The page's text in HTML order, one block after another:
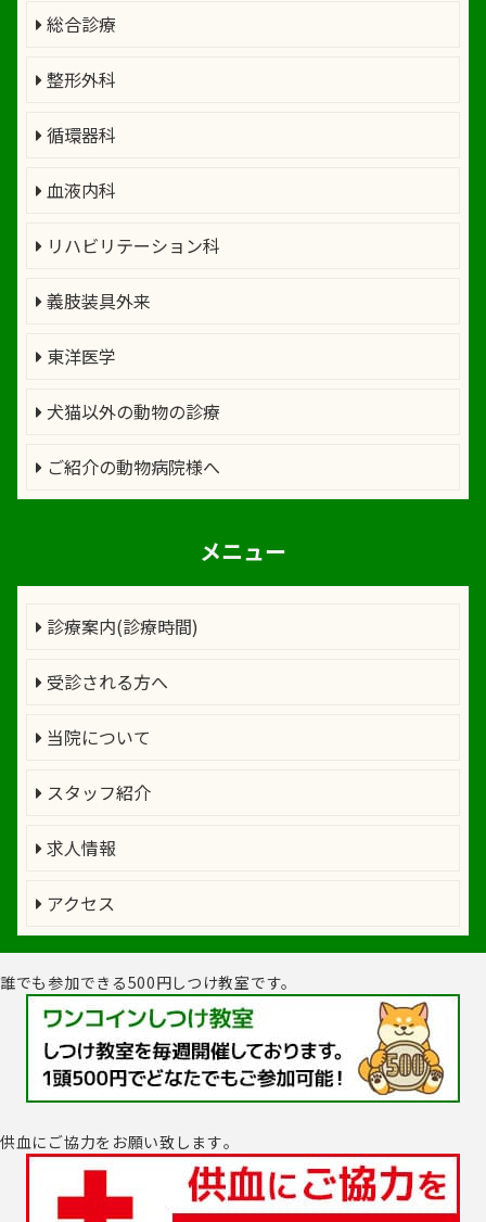
総合診療
整形外科
循環器科
血液内科
リハビリテーション科
義肢装具外来
東洋医学
犬猫以外の動物の診療
ご紹介の動物病院様へ
メニュー
診療案内(診療時間)
受診される方へ
当院について
スタッフ紹介
求人情報
アクセス
誰でも参加できる500円しつけ教室です。
供血にご協力をお願い致します｡